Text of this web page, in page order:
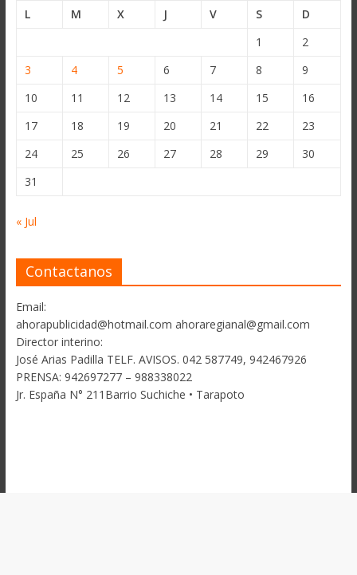
L
M X J V S
D
1
2
3
4 5 6 7 8
9
10
11 12 13 14 15
16
17
18 19 20 21 22
23
24
25 26 27 28 29
30
31
« Jul
Contactanos
Email:
ahorapublicidad@hotmail.com ahoraregianal@gmail.com
Director interino:
José Arias Padilla TELF. AVISOS. 042 587749, 942467926
PRENSA: 942697277 – 988338022
Jr. España N° 211Barrio Suchiche • Tarapoto